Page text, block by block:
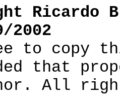
Ricardo
2002
to copy
that
All